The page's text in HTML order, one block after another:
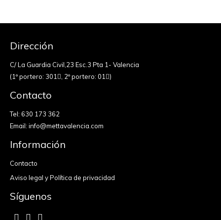
Dirección
C/ La Guardia Civil,23 Esc.3 Pta 1- Valencia
(1º portero: 301
, 2º portero: 01 )
Contacto
Tel: 630 173 362
Email: info@mettavalencia.com
Información
Contacto
Aviso legal y Política de privacidad
Síguenos